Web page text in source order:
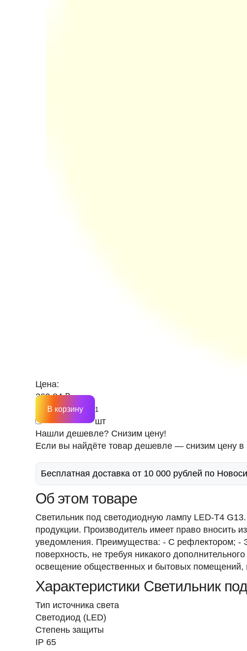
Цена:
369.84 ₽
шт
В корзину
Нашли дешевле? Снизим цену!
Если вы найдёте товар дешевле — снизим цену в
Бесплатная доставка от 10 000 рублей по
Об этом товаре
Светильник под светодиодную лампу LED-T4
продукции. Производитель имеет право вносить
уведомления. Преимущества: - С рефлектором; -
поверхность, не требуя никакого
освещение общественных и бытовых
Характеристики Светильник
Тип источника света
Светодиод (LED)
Степень защиты
IP 65